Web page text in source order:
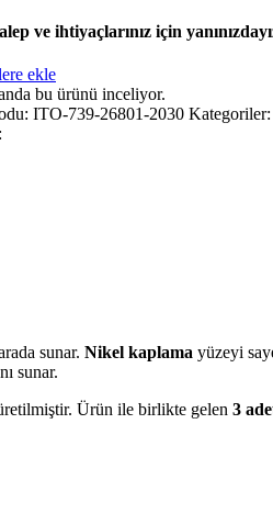
ve ihtiyaçlarınız için
ekle
bu ürünü inceliyor.
ITO-739-26801-2030 Kategoriler:
sunar. Nikel kaplama yüzeyi
sunar.
Ürün ile birlikte gelen 3